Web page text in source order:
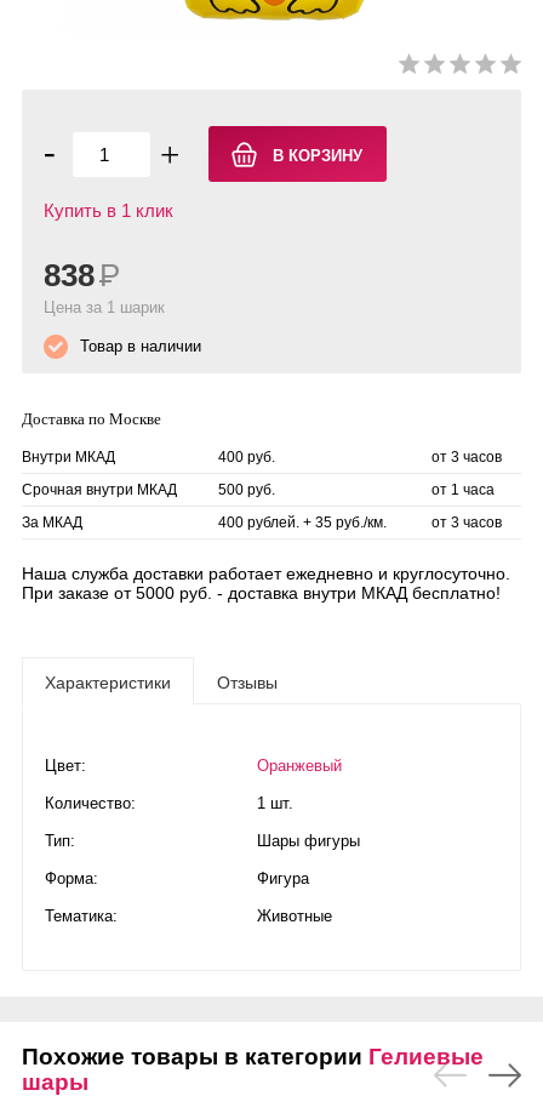
- +
Купить в 1 клик
838Р
Цена за 1 шарик
Товар в наличии
Доставка по Москве
Внутри МКАД 400 руб.
от 3 часов
Срочная внутри МКАД
500 руб.
от 1 часа
За МКАД
400 рублей. + 35 руб./км. от 3 часов
Наша служба доставки работает ежедневно и круглосуточно.
При заказе от 5000 руб. - доставка внутри МКАД бесплатно!
Характеристики Отзывы
Цвет: Оранжевый
Количество: 1 шт.
Тип: Шары фигуры
Форма: Фигура
Тематика: Животные
Похожие товары в категории Гелиевые
шары